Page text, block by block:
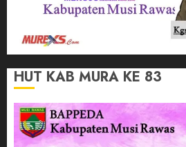
HUT KAB MURA KE 83